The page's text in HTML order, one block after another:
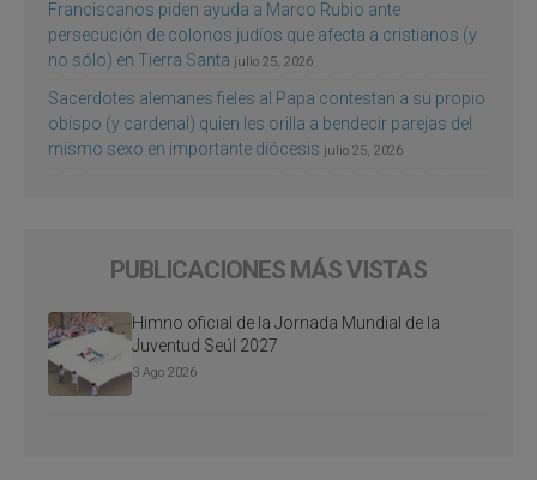
Franciscanos piden ayuda a Marco Rubio ante
persecución de colonos judíos que afecta a cristianos (y
no sólo) en Tierra Santa julio 25, 2026
Sacerdotes alemanes fieles al Papa contestan a su propio
obispo (y cardenal) quien les orilla a bendecir parejas del
mismo sexo en importante diócesis julio 25, 2026
PUBLICACIONES MÁS VISTAS
Himno oficial de la Jornada Mundial de la
Juventud Seúl 2027
3 Ago 2026